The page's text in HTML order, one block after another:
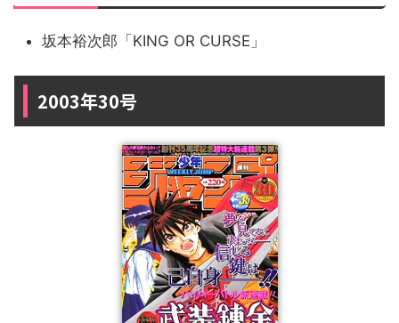
坂本裕次郎「KING OR CURSE」
2003年30号